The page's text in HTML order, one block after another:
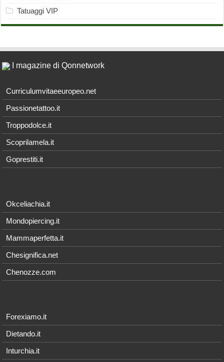
Tatuaggi VIP
I magazine di Qonnetwork
Curriculumvitaeeuropeo.net
Passionetattoo.it
Troppodolce.it
Scoprilamela.it
Goprestiti.it
Okceliachia.it
Mondopiercing.it
Mammaperfetta.it
Chesignifica.net
Chenozze.com
Forexiamo.it
Dietando.it
Inturchia.it